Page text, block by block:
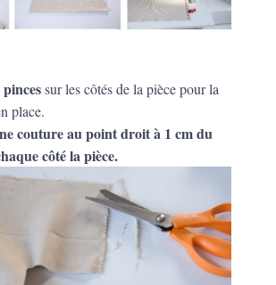
pincessur les côtés de la pièce pour la
place.
couture au point droit à 1 cm du
côté la pièce.